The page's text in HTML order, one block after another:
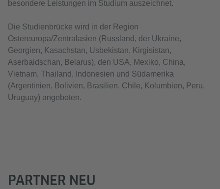
besondere Leistungen im Studium auszeichnet.
Die Studienbrücke wird in der Region
Ostereuropa/Zentralasien (Russland, der Ukraine,
Georgien, Kasachstan, Usbekistan, Kirgisistan,
Aserbaidschan, Belarus), den USA, Mexiko, China,
Vietnam, Thailand, Indonesien und Südamerika
(Argentinien, Bolivien, Brasilien, Chile, Kolumbien, Peru,
Uruguay) angeboten.
PARTNER NEU